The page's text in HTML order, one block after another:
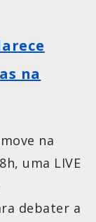
na
na
uma LIVE
debater a